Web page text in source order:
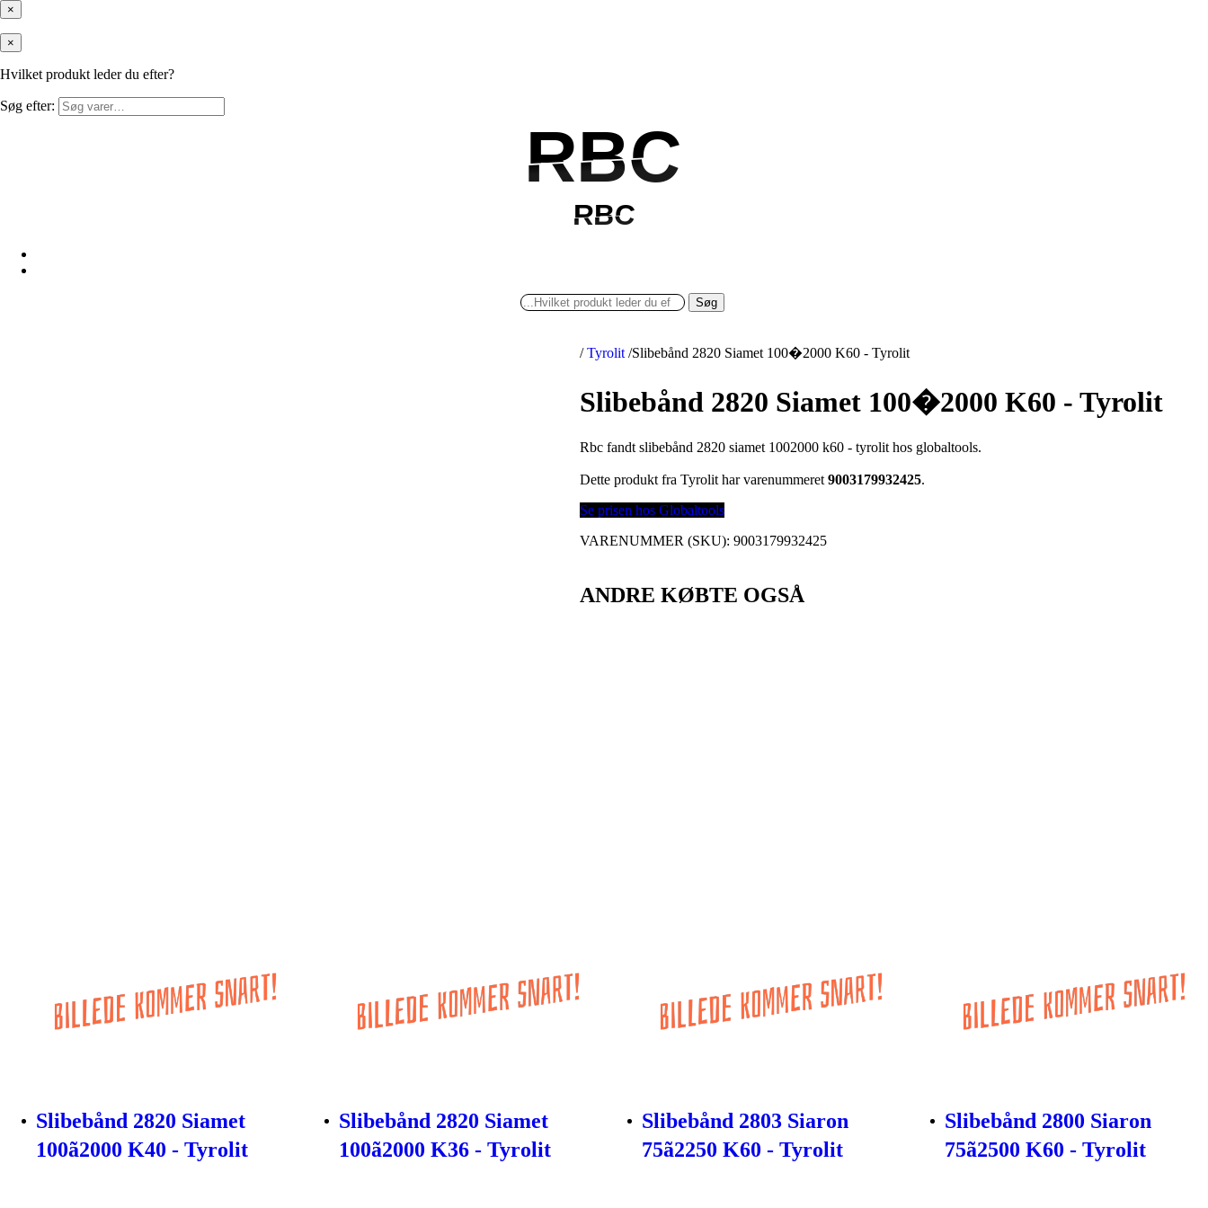
×
×
Hvilket produkt leder du efter?
Søg efter:
RBC
RBC
RBC
RBC
Søg
/ Tyrolit /Slibebånd 2820 Siamet 100�2000 K60 - Tyrolit
Slibebånd 2820 Siamet 100�2000 K60 - Tyrolit
Rbc fandt slibebånd 2820 siamet 1002000 k60 - tyrolit hos globaltools.
Dette produkt fra Tyrolit har varenummeret9003179932425.
Se prisen hos Globaltools
VARENUMMER (SKU):9003179932425
ANDRE KØBTE OGSÅ
Slibebånd 2820 Siamet
100ã2000 K40 - Tyrolit
Slibebånd 2820 Siamet
100ã2000 K36 - Tyrolit
Slibebånd 2803 Siaron
75ã2250 K60 - Tyrolit
Slibebånd 2800 Siaron
75ã2500 K60 - Tyrolit